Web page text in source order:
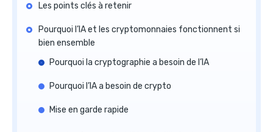
Les points clés à retenir
Pourquoi l’IA et les cryptomonnaies fonctionnent si
bien ensemble
Pourquoi la cryptographie a besoin de l’IA
Pourquoi l’IA a besoin de crypto
Mise en garde rapide